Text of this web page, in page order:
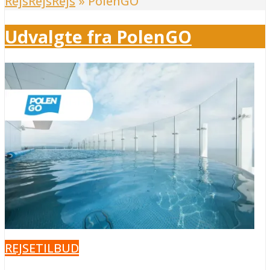
Udvalgte fra PolenGO
REJSETILBUD